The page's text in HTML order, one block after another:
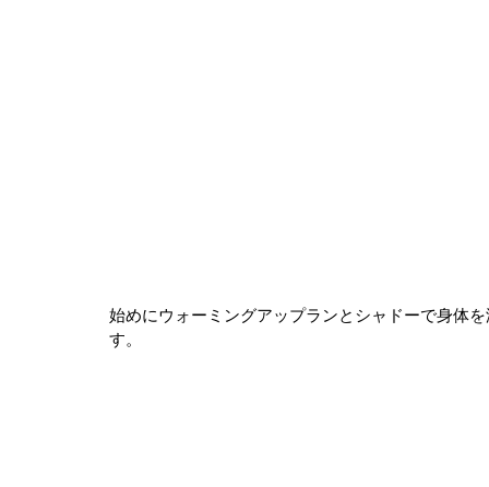
始めにウォーミングアップランとシャドーで身体
す。